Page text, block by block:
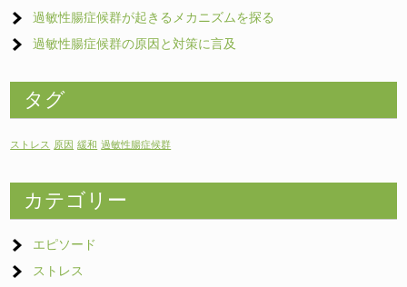
過敏性腸症候群が起きるメカニズムを探る
過敏性腸症候群の原因と対策に言及
タグ
ストレス 原因 緩和 過敏性腸症候群
カテゴリー
エピソード
ストレス